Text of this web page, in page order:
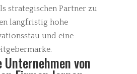
strategischen Partner zu
langfristig hohe
und eine
von